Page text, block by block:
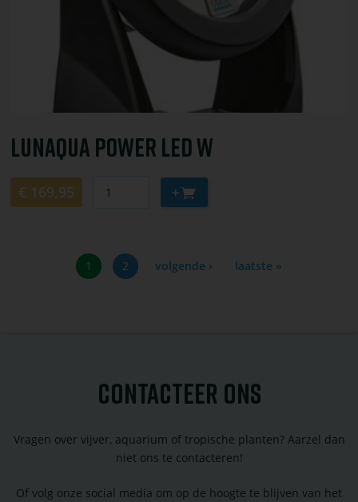
LunAqua Power LED W
€ 169,95 Aantal Aan
winkelwagen
Paginering
Huidige
1 Pagina
2
Volgende
volgende ›
Laatste
laatste »
CONTACTEER ONS
Vragen over vijver, aquarium of tropische planten? Aarzel dan
niet ons te contacteren!
Of volg onze social media om op de hoogte te blijven van het